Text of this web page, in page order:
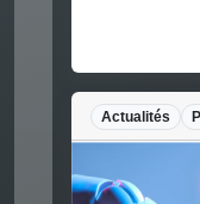
Actualités